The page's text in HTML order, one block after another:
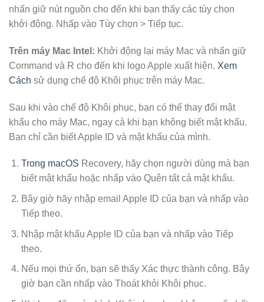
nhấn giữ nút nguồn cho đến khi bạn thấy các tùy chọn
khởi động. Nhấp vào Tùy chọn > Tiếp tục.
Trên máy Mac Intel: Khởi động lại máy Mac và nhấn giữ
Command và R cho đến khi logo Apple xuất hiện. Xem
Cách sử dụng chế độ Khôi phục trên máy Mac.
Sau khi vào chế độ Khôi phục, bạn có thể thay đổi mật
khẩu cho máy Mac, ngay cả khi bạn không biết mật khẩu.
Bạn chỉ cần biết Apple ID và mật khẩu của mình.
Trong macOS Recovery, hãy chọn người dùng mà bạn
biết mật khẩu hoặc nhấp vào Quên tất cả mật khẩu.
Bây giờ hãy nhập email Apple ID của bạn và nhấp vào
Tiếp theo.
Nhập mật khẩu Apple ID của bạn và nhấp vào Tiếp
theo.
Nếu mọi thứ ổn, bạn sẽ thấy Xác thực thành công. Bây
giờ bạn cần nhấp vào Thoát khỏi Khôi phục.